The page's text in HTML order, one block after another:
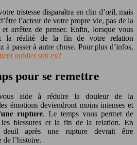
tristesse disparaîtra en clin d’œil, mais
l’acteur de votre propre vie, pas de la
arrêtez de penser. Enfin, lorsque vous
la réalité de la fin de votre relation
à passer à autre chose. Pour plus d’infos,
oublier son ex?
pour se remettre
aide à réduire la douleur de la
émotions deviendront moins intenses et
rupture. Le temps vous permet de
les blessures et la fin de la relation. En
après une rupture devrait être
de l’histoire.